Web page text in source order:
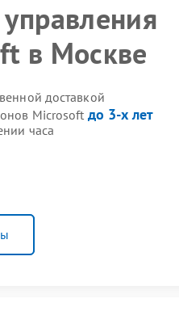
в Москве
доставкой
Microsoft до 3-х лет
часа